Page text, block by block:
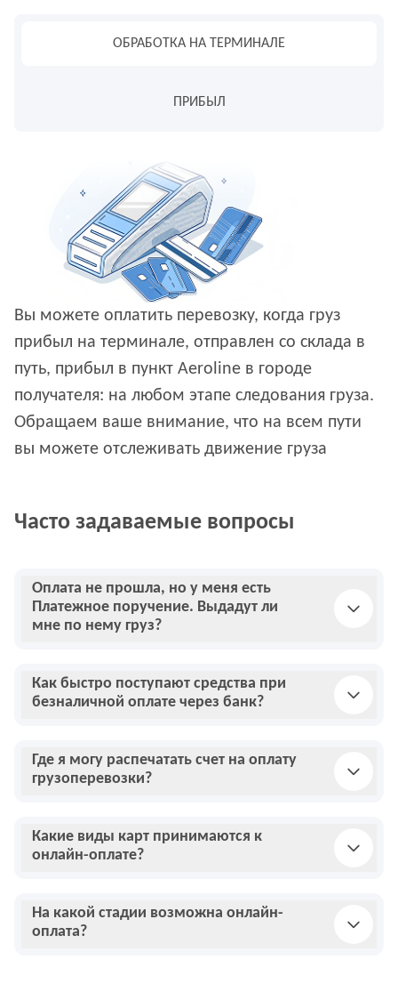
ОБРАБОТКА НА ТЕРМИНАЛЕ
ПРИБЫЛ
Вы можете оплатить перевозку, когда груз
прибыл на терминале, отправлен со склада в
путь, прибыл в пункт Aeroline в городе
получателя: на любом этапе следования груза.
Обращаем ваше внимание, что на всем пути
вы можете отслеживать движение груза
Часто задаваемые вопросы
Оплата не прошла, но у меня есть
Платежное поручение. Выдадут ли
мне по нему груз?
Как быстро поступают средства при
безналичной оплате через банк?
Где я могу распечатать счет на оплату
грузоперевозки?
Какие виды карт принимаются к
онлайн-оплате?
На какой стадии возможна онлайн-
оплата?